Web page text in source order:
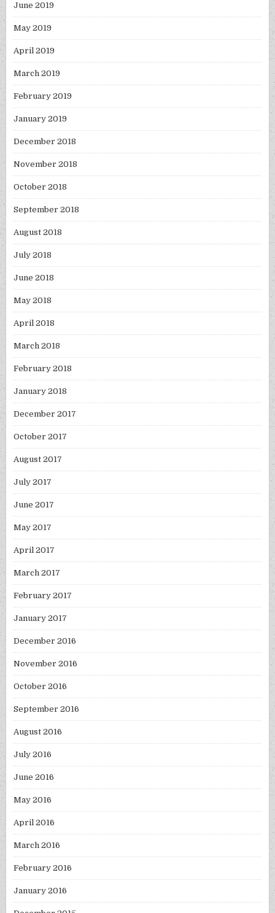
June 2019
May 2019
April 2019
March 2019
February 2019
January 2019
December 2018
November 2018
October 2018
September 2018
August 2018
July 2018
June 2018
May 2018
April 2018
March 2018
February 2018
January 2018
December 2017
October 2017
August 2017
July 2017
June 2017
May 2017
April 2017
March 2017
February 2017
January 2017
December 2016
November 2016
October 2016
September 2016
August 2016
July 2016
June 2016
May 2016
April 2016
March 2016
February 2016
January 2016